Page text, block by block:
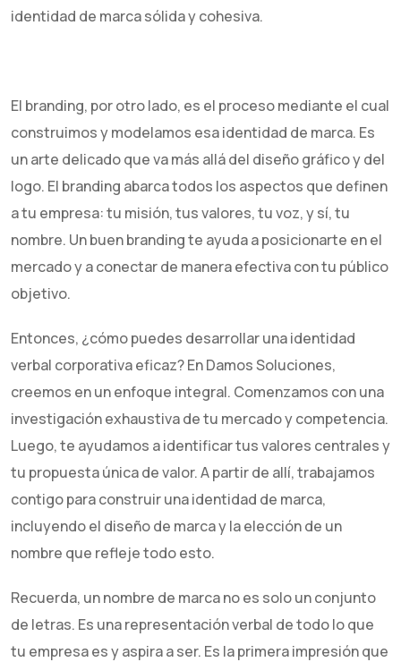
identidad de marca sólida y cohesiva.
El branding, por otro lado, es el proceso mediante el cual
construimos y modelamos esa identidad de marca. Es
un arte delicado que va más allá del diseño gráfico y del
logo. El branding abarca todos los aspectos que definen
a tu empresa: tu misión, tus valores, tu voz, y sí, tu
nombre. Un buen branding te ayuda a posicionarte en el
mercado y a conectar de manera efectiva con tu público
objetivo.
Entonces, ¿cómo puedes desarrollar una identidad
verbal corporativa eficaz? En Damos Soluciones,
creemos en un enfoque integral. Comenzamos con una
investigación exhaustiva de tu mercado y competencia.
Luego, te ayudamos a identificar tus valores centrales y
tu propuesta única de valor. A partir de allí, trabajamos
contigo para construir una identidad de marca,
incluyendo el diseño de marca y la elección de un
nombre que refleje todo esto.
Recuerda, un nombre de marca no es solo un conjunto
de letras. Es una representación verbal de todo lo que
tu empresa es y aspira a ser. Es la primera impresión que